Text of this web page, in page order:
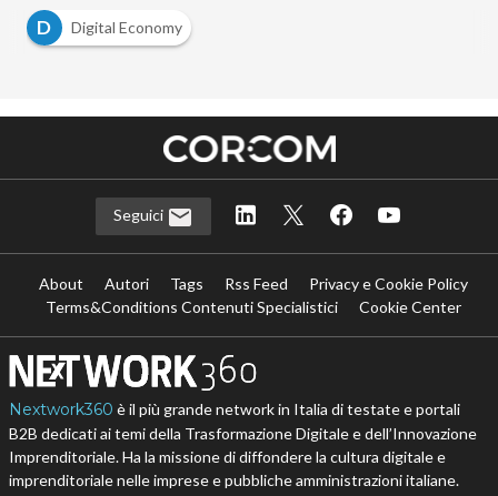
D
Digital Economy
Seguici
About Autori Tags Rss Feed
Privacy e Cookie Policy
Terms&Conditions Contenuti Specialistici
Cookie Center
Nextwork360 è il più grande network in Italia di testate e portali
B2B dedicati ai temi della Trasformazione Digitale e dell’Innovazione
Imprenditoriale. Ha la missione di diffondere la cultura digitale e
imprenditoriale nelle imprese e pubbliche amministrazioni italiane.